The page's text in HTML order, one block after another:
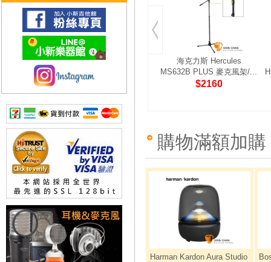
海克力斯 Hercules
MS632B PLUS 麥克風架/...
$2160
購物滿額加
Harman Kardon Aura Studio